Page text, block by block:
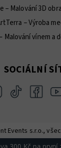
– Malování 3D
– Výroba
Malování vínem a
SOCIÁLNÍ
Events s.r.o.,
Vytvořil